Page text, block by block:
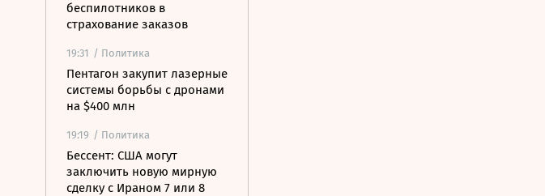
беспилотников в
страхование заказов
19:31 / Политика
Пентагон закупит лазерные
системы борьбы с дронами
на $400 млн
19:19 / Политика
Бессент: США могут
заключить новую мирную
сделку с Ираном 7 или 8